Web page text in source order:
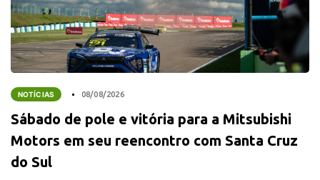
NOTÍCIAS 08/08/2026
Sábado de pole e vitória para a Mitsubishi
Motors em seu reencontro com Santa Cruz
do Sul